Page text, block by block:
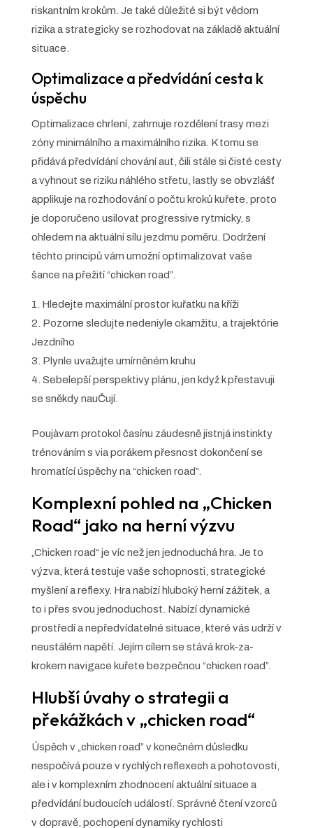
riskantním krokům. Je také důležité si být vědom
rizika a strategicky se rozhodovat na základě aktuální
situace.
Optimalizace a předvídání cesta k
úspěchu
Optimalizace chrlení, zahrnuje rozdělení trasy mezi
zóny minimálního a maximálního rizika. K tomu se
přidává předvídání chování aut, čili stále si čisté cesty
a vyhnout se riziku náhlého střetu, lastly se obvzlášť
applikuje na rozhodování o počtu kroků kuřete, proto
je doporučeno usilovat progressive rytmicky, s
ohledem na aktuální sílu jezdmu poměru. Dodržení
těchto principů vám umožní optimalizovat vaše
šance na přežití “chicken road”.
Hledejte maximální prostor kuřatku na kříži
Pozorne sledujte nedeniyle okamžitu, a trajektórie
Jezdního
Plynle uvažujte umírněném kruhu
Sebelepší perspektivy plánu, jen když k přestavuji
se sněkdy nauČují.
Poujàvam protokol časínu záudesně jistnjá instinkty
trénováním s via porákem přesnost dokončení se
hromatící úspěchy na “chicken road”.
Komplexní pohled na „Chicken
Road“ jako na herní výzvu
„Chicken road“ je víc než jen jednoduchá hra. Je to
výzva, která testuje vaše schopnosti, strategické
myšlení a reflexy. Hra nabízí hluboký herní zážitek, a
to i přes svou jednoduchost. Nabízí dynamické
prostředí a nepředvídatelné situace, které vás udrží v
neustálém napětí. Jejím cílem se stává krok-za-
krokem navigace kuřete bezpečnou “chicken road”.
Hlubší úvahy o strategii a
překážkách v „chicken road“
Úspěch v „chicken road” v konečném důsledku
nespočívá pouze v rychlých reflexech a pohotovosti,
ale i v komplexním zhodnocení aktuální situace a
předvídání budoucích událostí. Správné čtení vzorců
v dopravě, pochopení dynamiky rychlosti